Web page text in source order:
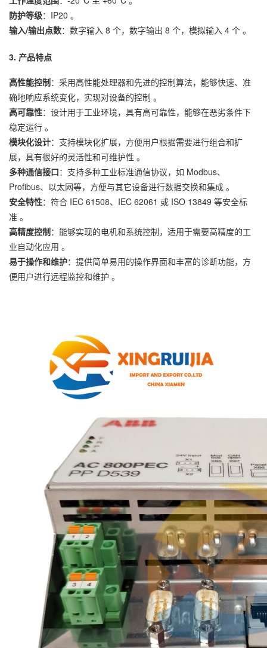
防护等级：IP20 。
输入/输出点数：数字输入 8 个，数字输出 8 个，模拟输入 4 个 。
3. 产品特点
高性能控制：采用高性能处理器和先进的控制算法，能够快速、准
确地响应系统变化，实现对设备的控制 。
高可靠性：设计用于工业环境，具有高可靠性，能够在恶劣条件下
稳定运行 。
模块化设计：支持模块化扩展，方便用户根据需要进行组合和扩
展，具有很好的灵活性和可维护性 。
多种通信接口：支持多种工业标准通信协议，如 Modbus、
Profibus、以太网等，方便与其它设备进行数据交换和集成 。
安全特性：符合 IEC 61508、IEC 62061 或 ISO 13849 等安全标
准 。
高精度控制：能够实现的电机和系统控制，适用于需要高精度的工
业自动化应用 。
易于操作和维护：提供简单易用的操作界面和丰富的诊断功能，方
便用户进行远程监控和维护 。